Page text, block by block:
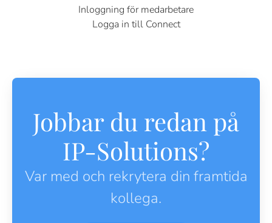
Inloggning för medarbetare
Logga in till Connect
Jobbar du redan på
IP-Solutions?
Var med och rekrytera din framtida
kollega.